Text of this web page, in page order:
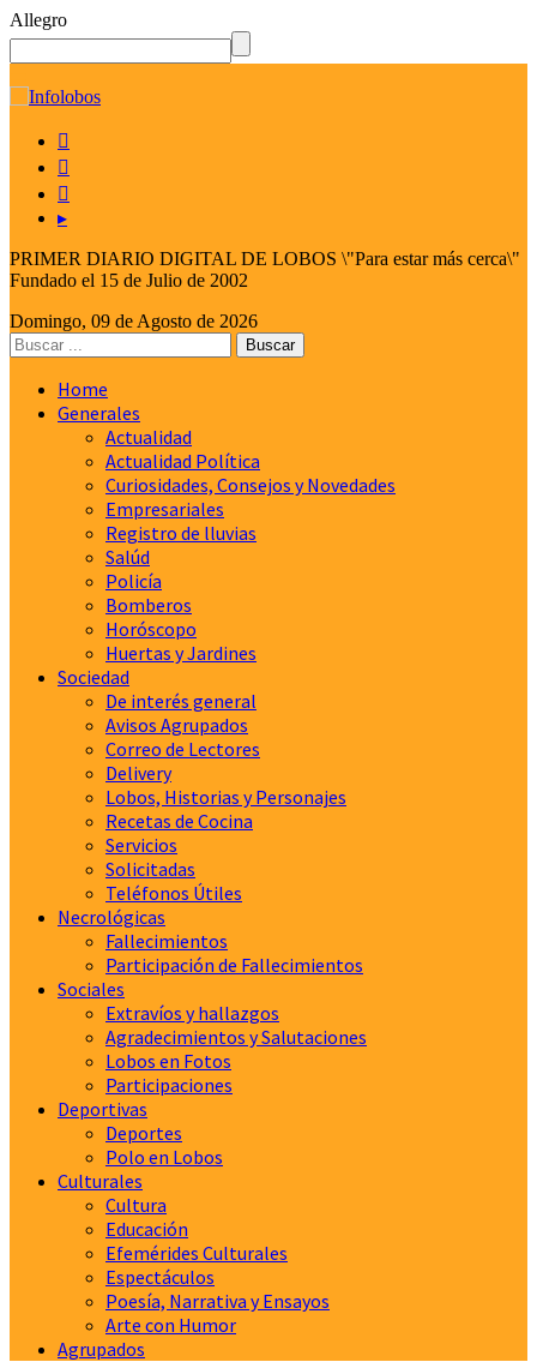
Allegro



▸
PRIMER DIARIO DIGITAL DE LOBOS \"Para estar más cerca\"
Fundado el 15 de Julio de 2002
Domingo, 09 de Agosto de 2026
Home
Generales
Actualidad
Actualidad Política
Curiosidades, Consejos y Novedades
Empresariales
Registro de lluvias
Salúd
Policía
Bomberos
Horóscopo
Huertas y Jardines
Sociedad
De interés general
Avisos Agrupados
Correo de Lectores
Delivery
Lobos, Historias y Personajes
Recetas de Cocina
Servicios
Solicitadas
Teléfonos Útiles
Necrológicas
Fallecimientos
Participación de Fallecimientos
Sociales
Extravíos y hallazgos
Agradecimientos y Salutaciones
Lobos en Fotos
Participaciones
Deportivas
Deportes
Polo en Lobos
Culturales
Cultura
Educación
Efemérides Culturales
Espectáculos
Poesía, Narrativa y Ensayos
Arte con Humor
Agrupados